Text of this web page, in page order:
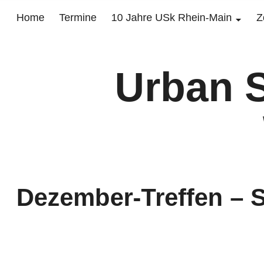
Home Termine 10 Jahre USk Rhein-Main
Urban
Dezember-Treffen –